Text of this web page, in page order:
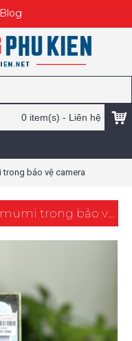
Blog
0 item(s) - Liên hệ
trong bảo vệ camera
Ốp lưng iPhone 15 Pro memumi trong bảo vệ camera